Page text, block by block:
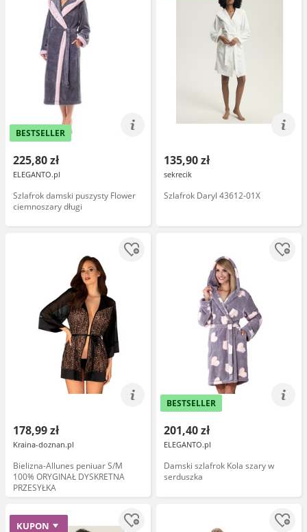
BESTSELLER
225,80 zł
ELEGANTO.pl
Szlafrok damski puszysty Flower
ciemnoszary długi
135,90 zł
sekrecik
Szlafrok Daryl 43612-01X
178,99 zł
Kraina-doznan.pl
Bielizna-Allunes peniuar S/M
100% ORYGINAŁ DYSKRETNA
PRZESYŁKA
BESTSELLER
201,40 zł
ELEGANTO.pl
Damski szlafrok Kola szary w
serduszka
KUPON